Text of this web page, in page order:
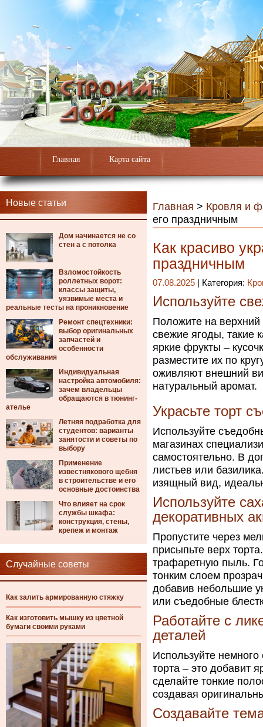
Главная Карта сайта
Новые статьи
Дом начинается не со
стен а с потолка
Взломостойкость
роллетных ворот:
классы защиты,
уязвимые места и
реальные тесты на проникновение
Ремонт спецтехники:
выбор оригинальных
запчастей и
особенности
обслуживания
Индивидуальная
настройка автомобиля:
зачем владельцы
обращаются в тюнинг-
ателье
Летняя подработка для
студентов: варианты
занятости и советы по
выбору
Применение
известнякового щебня
в строительстве и его
основные достоинства
Что влияет на срок
службы шкафа:
конструкция, стены,
крепеж и монтаж
Случайные советы
Как залить армированную стяжку
Как изготовить мышку из цветной
бумаги своими руками
Главная > Кровля и
его праздничным
Как красиво
праздничным
07.08.2025 | Категория:
Используйте
Положите на
свежие ягоды, такие
яркие фрукты –
разместите их по
оживляют внешний
натуральный аромат.
Украсьте торт
Используйте
магазинах
самостоятельно. В
листьев или
изящный вид,
Используйте
декоративных
Пропустите через
присыпьте верх
трафаретную пыль.
тонким слоем
добавив небольшие
или съедобные
Работайте с
деталей
Используйте
торта – это добавит
сделайте тонкие
создавая
Создавайте